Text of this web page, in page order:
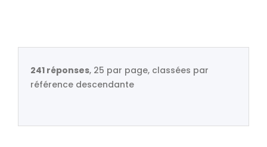
241 réponses, 25 par page, classées par
référence descendante